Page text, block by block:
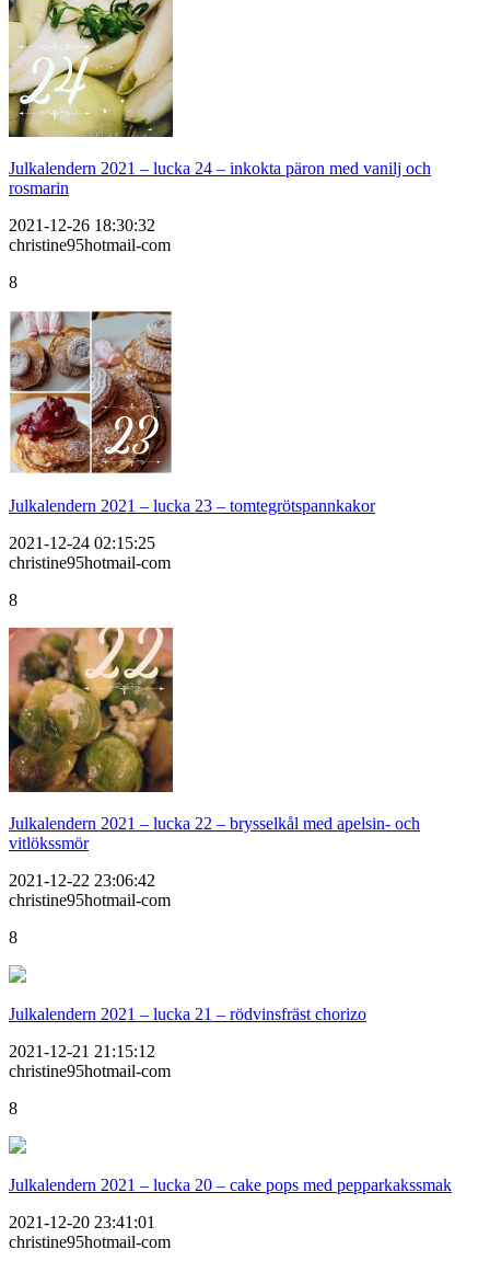
Julkalendern 2021 – lucka 24 – inkokta päron med vanilj och
rosmarin
2021-12-26 18:30:32
christine95hotmail-com
8
Julkalendern 2021 – lucka 23 – tomtegrötspannkakor
2021-12-24 02:15:25
christine95hotmail-com
8
Julkalendern 2021 – lucka 22 – brysselkål med apelsin- och
vitlökssmör
2021-12-22 23:06:42
christine95hotmail-com
8
Julkalendern 2021 – lucka 21 – rödvinsfräst chorizo
2021-12-21 21:15:12
christine95hotmail-com
8
Julkalendern 2021 – lucka 20 – cake pops med pepparkakssmak
2021-12-20 23:41:01
christine95hotmail-com